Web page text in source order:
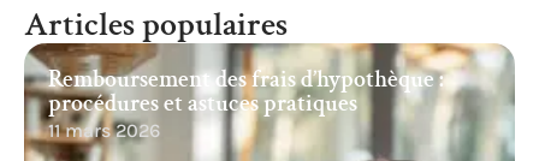
Articles populaires
Remboursement des frais d’hypothèque :
procédures et astuces pratiques
11 mars 2026